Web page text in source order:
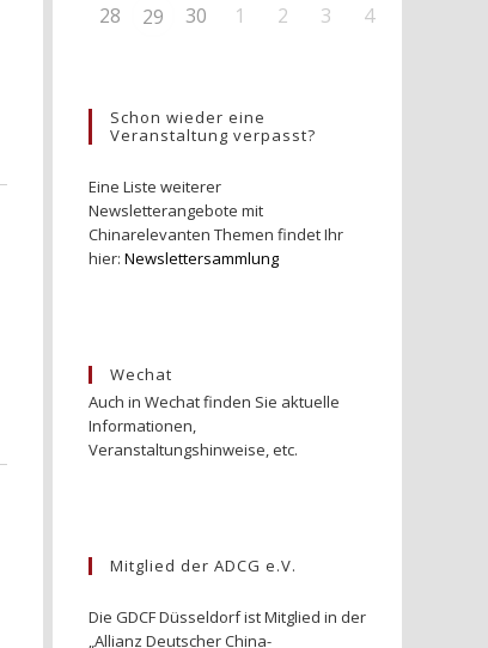
28
29 30 1 2 3 4
Schon wieder eine
Veranstaltung verpasst?
Eine Liste weiterer
Newsletterangebote mit
Chinarelevanten Themen findet Ihr
hier: Newslettersammlung
Wechat
Auch in Wechat finden Sie aktuelle
Informationen,
Veranstaltungshinweise, etc.
Mitglied der ADCG e.V.
Die GDCF Düsseldorf ist Mitglied in der
„Allianz Deutscher China-